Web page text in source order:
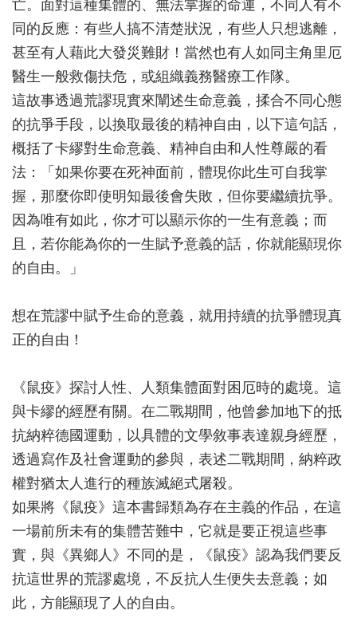
亡。面對這種集體的、無法掌握的命運，不同人有不
同的反應：有些人搞不清楚狀況，有些人只想逃離，
甚至有人藉此大發災難財！當然也有人如同主角里厄
醫生一般救傷扶危，或組織義務醫療工作隊。
這故事透過荒謬現實來闡述生命意義，揉合不同心態
的抗爭手段，以換取最後的精神自由，以下這句話，
概括了卡繆對生命意義、精神自由和人性尊嚴的看
法：「如果你要在死神面前，體現你此生可自我掌
握，那麼你即使明知最後會失敗，但你要繼續抗爭。
因為唯有如此，你才可以顯示你的一生有意義；而
且，若你能為你的一生賦予意義的話，你就能顯現你
的自由。」
想在荒謬中賦予生命的意義，就用持續的抗爭體現真
正的自由！
《鼠疫》探討人性、人類集體面對困厄時的處境。這
與卡繆的經歷有關。在二戰期間，他曾參加地下的抵
抗納粹德國運動，以具體的文學敘事表達親身經歷，
透過寫作及社會運動的參與，表述二戰期間，納粹政
權對猶太人進行的種族滅絕式屠殺。
如果將《鼠疫》這本書歸類為存在主義的作品，在這
一場前所未有的集體苦難中，它就是要正視這些事
實，與《異鄉人》不同的是，《鼠疫》認為我們要反
抗這世界的荒謬處境，不反抗人生便失去意義；如
此，方能顯現了人的自由。